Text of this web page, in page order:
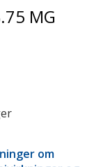
MG
om